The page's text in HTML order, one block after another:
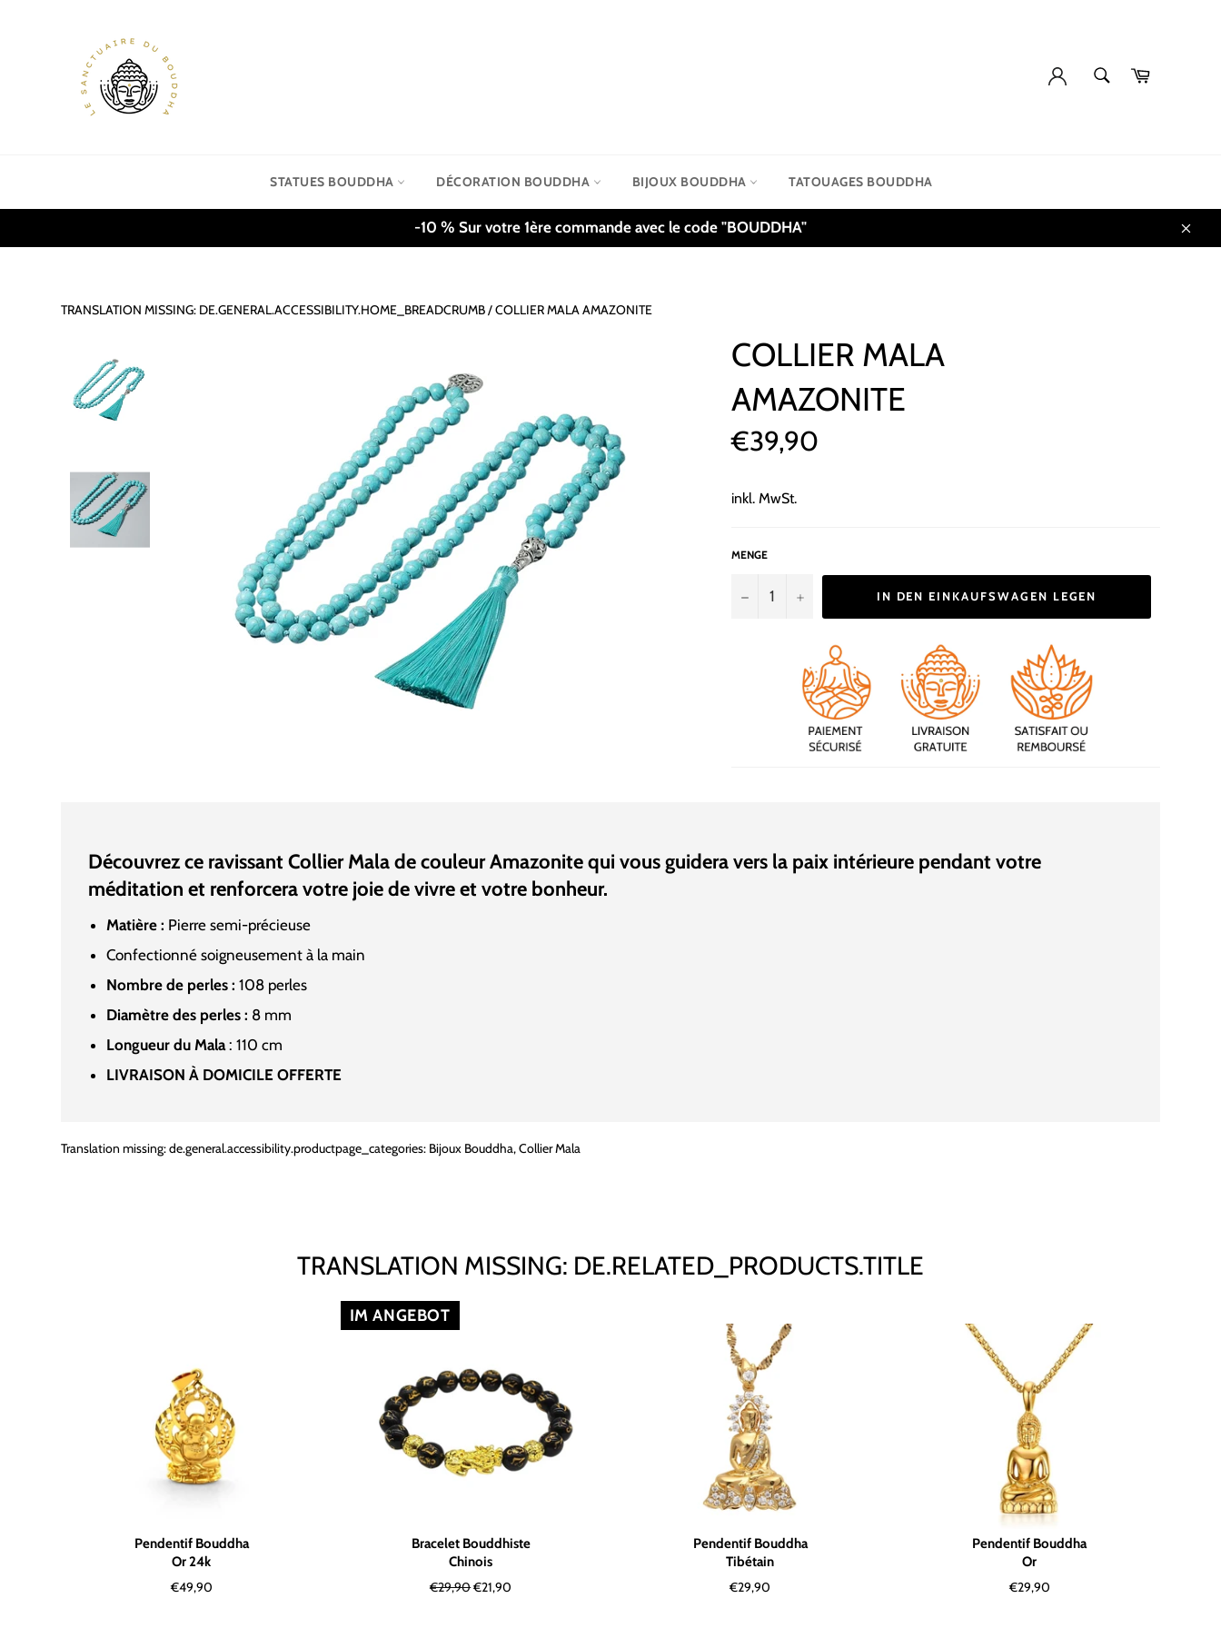
STATUES BOUDDHA DÉCORATION BOUDDHA BIJOUX BOUDDHA TATOUAGES BOUDDHA
-10 % Sur votre 1ère commande avec le code "BOUDDHA"
TRANSLATION MISSING: DE.GENERAL.ACCESSIBILITY.HOME_BREADCRUMB/COLLIER MALA AMAZONITE
COLLIER MALA
AMAZONITE
Normaler
Preis
€39,90
inkl. MwSt.
MENGE
− + IN DEN EINKAUFSWAGEN LEGEN
Découvrez ce ravissant Collier Mala de couleur Amazonite qui vous guidera vers la paix intérieure pendant votre
méditation et renforcera votre joie de vivre et votre bonheur.
Matière : Pierre semi-précieuse
Confectionné soigneusement à la main
Nombre de perles : 108 perles
Diamètre des perles : 8 mm
Longueur du Mala : 110 cm
LIVRAISON À DOMICILE OFFERTE
Translation missing: de.general.accessibility.productpage_categories: Bijoux Bouddha,Collier Mala
TRANSLATION MISSING: DE.RELATED_PRODUCTS.TITLE
Pendentif Bouddha
Or 24k
Normaler
€49,90
Bracelet Bouddhiste
Chinois
Normaler
€29,90Sonderpreis
€21,90
IM ANGEBOT
Pendentif Bouddha
Tibétain
Normaler
€29,90
Pendentif Bouddha
Or
Normaler
€29,90